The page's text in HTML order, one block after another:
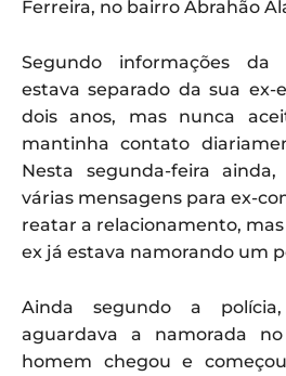
Ferreira, no bairro Abrahão
Segundo informações da
estava separado da sua ex-
dois anos, mas nunca
mantinha contato
Nesta segunda-feira
várias mensagens para ex-
reatar a relacionamento,
ex já estava namorando um
Ainda segundo a
aguardava a namorada
homem chegou e